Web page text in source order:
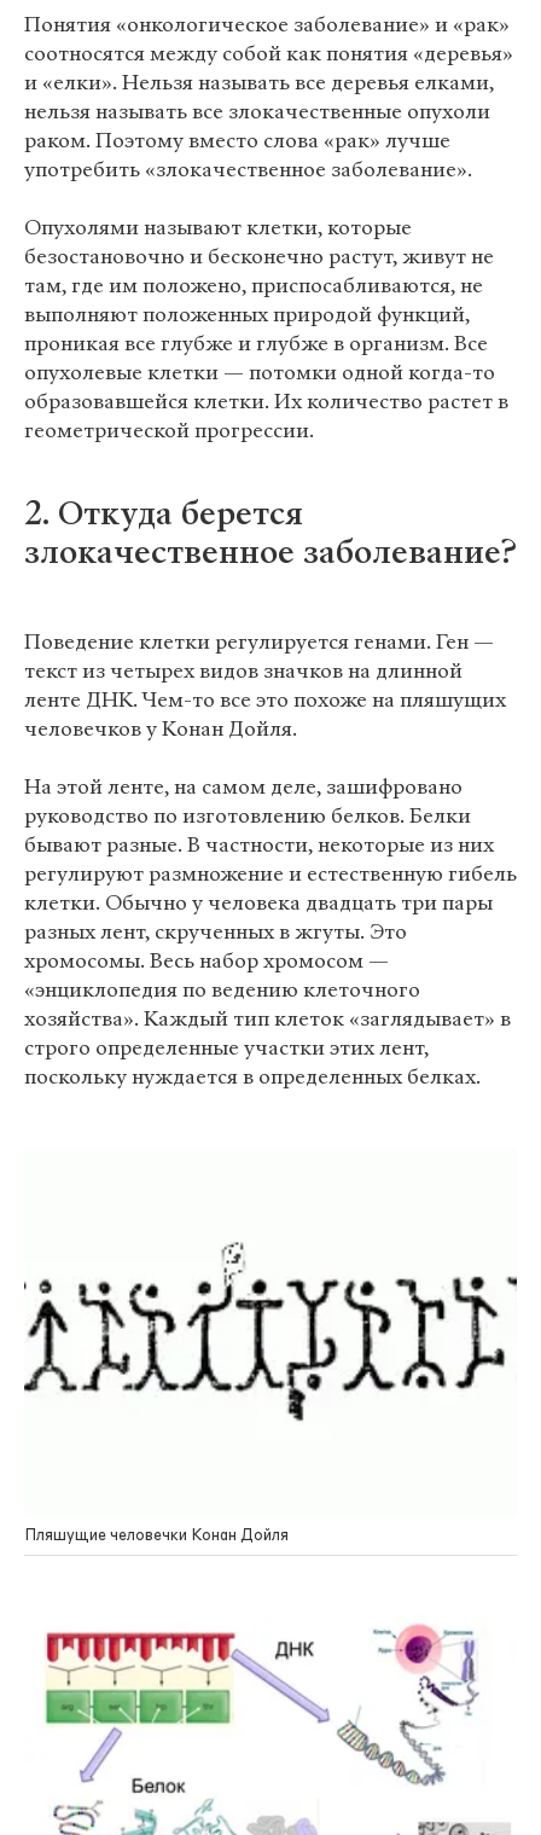
Понятия «онкологическое заболевание» и «рак»
соотносятся между собой как понятия «деревья»
и «елки». Нельзя называть все деревья елками,
нельзя называть все злокачественные опухоли
раком. Поэтому вместо слова «рак» лучше
употребить «злокачественное заболевание».
Опухолями называют клетки, которые
безостановочно и бесконечно растут, живут не
там, где им положено, приспосабливаются, не
выполняют положенных природой функций,
проникая все глубже и глубже в организм. Все
опухолевые клетки — потомки одной когда-то
образовавшейся клетки. Их количество растет в
геометрической прогрессии.
2. Откуда берется
злокачественное заболевание?
Поведение клетки регулируется генами. Ген —
текст из четырех видов значков на длинной
ленте ДНК. Чем-то все это похоже на пляшущих
человечков у Конан Дойля.
На этой ленте, на самом деле, зашифровано
руководство по изготовлению белков. Белки
бывают разные. В частности, некоторые из них
регулируют размножение и естественную гибель
клетки. Обычно у человека двадцать три пары
разных лент, скрученных в жгуты. Это
хромосомы. Весь набор хромосом —
«энциклопедия по ведению клеточного
хозяйства». Каждый тип клеток «заглядывает» в
строго определенные участки этих лент,
поскольку нуждается в определенных белках.
Пляшущие человечки Конан Дойля